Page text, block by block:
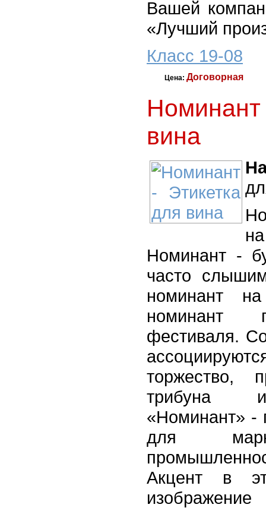
Вашей
«Лучший
Класс 19-08
Цена: Договорная
Номинант
вина
Номинант -
часто
номинант
номинант
фестиваля.
торжество,
трибуна
«Номинант» -
для
Акцент в